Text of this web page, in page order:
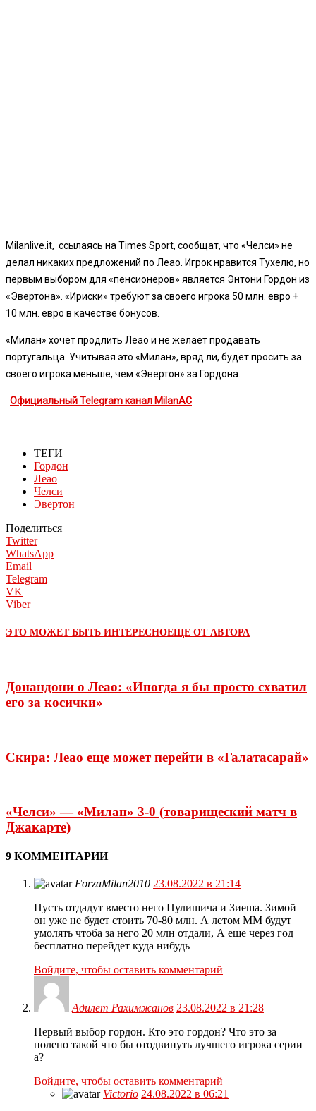
Milanlive.it, ссылаясь на Times Sport, сообщат, что «Челси» не
делал никаких предложений по Леао. Игрок нравится Тухелю, но
первым выбором для «пенсионеров» является Энтони Гордон из
«Эвертона». «Ириски» требуют за своего игрока 50 млн. евро +
10 млн. евро в качестве бонусов.
«Милан» хочет продлить Леао и не желает продавать
португальца. Учитывая это «Милан», вряд ли, будет просить за
своего игрока меньше, чем «Эвертон» за Гордона.
Официальный Telegram канал MilanAC
ТЕГИ
Гордон
Леао
Челси
Эвертон
Поделиться
Twitter
WhatsApp
Email
Telegram
VK
Viber
ЭТО МОЖЕТ БЫТЬ ИНТЕРЕСНОЕЩЕ ОТ АВТОРА
Донандони о Леао: «Иногда я бы просто схватил
его за косички»
Скира: Леао еще может перейти в «Галатасарай»
«Челси» — «Милан» 3-0 (товарищеский матч в
Джакарте)
9 КОММЕНТАРИИ
ForzaMilan2010 23.08.2022 в 21:14
Пусть отдадут вместо него Пулишича и Зиеша. Зимой
он уже не будет стоить 70-80 млн. А летом ММ будут
умолять чтоба за него 20 млн отдали, А еще через год
бесплатно перейдет куда нибудь
Войдите, чтобы оставить комментарий
Адилет Рахимжанов 23.08.2022 в 21:28
Первый выбор гордон. Кто это гордон? Что это за
полено такой что бы отодвинуть лучшего игрока серии
а?
Войдите, чтобы оставить комментарий
Victorio 24.08.2022 в 06:21